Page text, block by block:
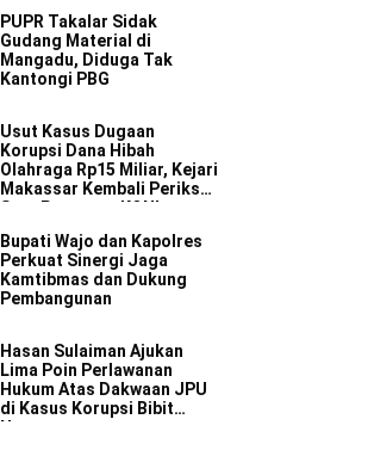
PUPR Takalar Sidak
Gudang Material di
Mangadu, Diduga Tak
Kantongi PBG
Usut Kasus Dugaan
Korupsi Dana Hibah
Olahraga Rp15 Miliar, Kejari
Makassar Kembali Periksa
Satu Pengurus KONI
Bupati Wajo dan Kapolres
Perkuat Sinergi Jaga
Kamtibmas dan Dukung
Pembangunan
Hasan Sulaiman Ajukan
Lima Poin Perlawanan
Hukum Atas Dakwaan JPU
di Kasus Korupsi Bibit
Nanas